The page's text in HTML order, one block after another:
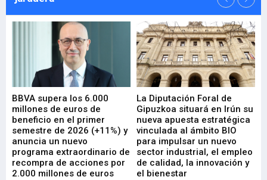
BBVA supera los 6.000
millones de euros de
beneficio en el primer
semestre de 2026 (+11%) y
anuncia un nuevo
programa extraordinario de
recompra de acciones por
2.000 millones de euros
La Diputación Foral de
Gipuzkoa situará en Irún su
nueva apuesta estratégica
vinculada al ámbito BIO
para impulsar un nuevo
sector industrial, el empleo
de calidad, la innovación y
el bienestar